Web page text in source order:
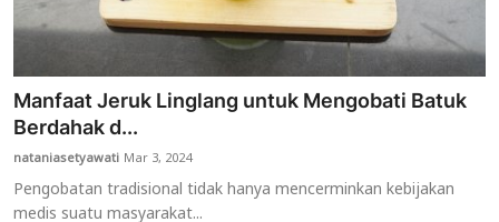
Manfaat Jeruk Linglang untuk Mengobati Batuk
Berdahak d...
nataniasetyawati Mar 3, 2024
Pengobatan tradisional tidak hanya mencerminkan kebijakan